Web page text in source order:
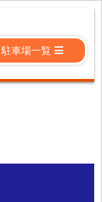
駐車場一覧